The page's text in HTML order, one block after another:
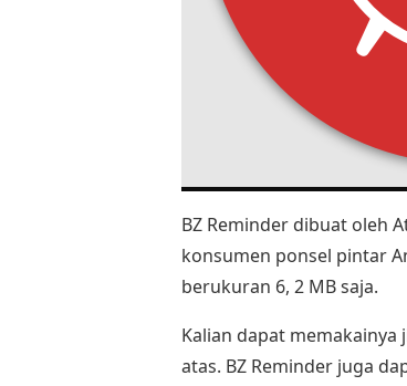
BZ Reminder dibuat oleh
konsumen ponsel pintar
berukuran 6, 2 MB saja.
Kalian dapat
atas. BZ Reminder juga